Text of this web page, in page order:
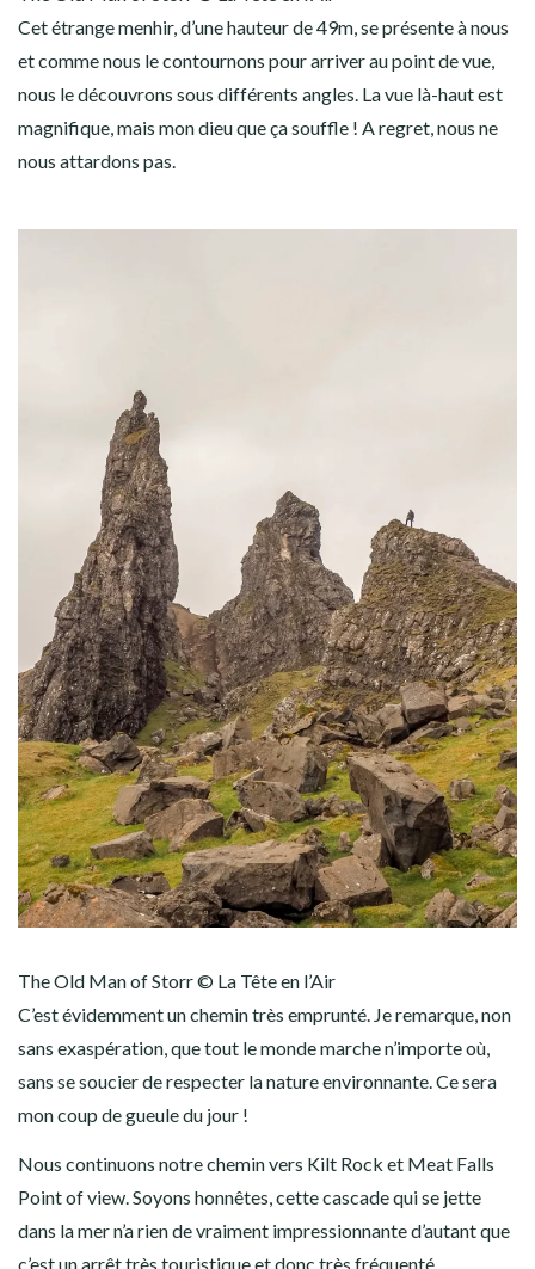
Cet étrange menhir, d’une hauteur de 49m, se présente à nous
et comme nous le contournons pour arriver au point de vue,
nous le découvrons sous différents angles. La vue là-haut est
magnifique, mais mon dieu que ça souffle ! A regret, nous ne
nous attardons pas.
The Old Man of Storr © La Tête en l’Air
C’est évidemment un chemin très emprunté. Je remarque, non
sans exaspération, que tout le monde marche n’importe où,
sans se soucier de respecter la nature environnante. Ce sera
mon coup de gueule du jour !
Nous continuons notre chemin vers Kilt Rock et Meat Falls
Point of view. Soyons honnêtes, cette cascade qui se jette
dans la mer n’a rien de vraiment impressionnante d’autant que
c’est un arrêt très touristique et donc très fréquenté.